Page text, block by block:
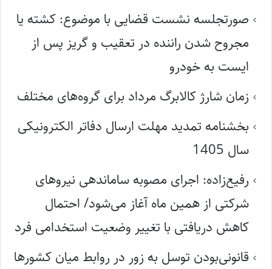
صورتجلسه نشست قضایی با موضوع: کشته یا
مجروح شدن راننده در تعقیب و گریز پس از
ایست به خودرو
زمان شارژ کالابرگ مرداد برای گروه‌های مختلف
بخشنامه تمدید مهلت ارسال دفاتر الکترونیکی
سال 1405
رفیع‌زاده: اجرای مصوبه ساماندهی نیروهای
شرکتی از همین ماه آغاز می‌شود/ احتمال
کاهش دریافتی با تغییر وضعیت استخدامی فرد
قانونی‌بودن توسل به زور در روابط میان کشورها